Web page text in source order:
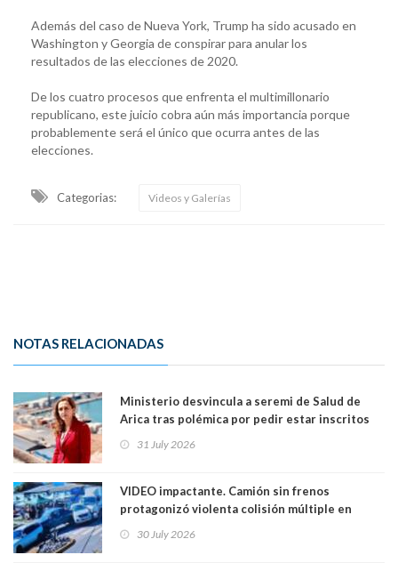
Además del caso de Nueva York, Trump ha sido acusado en
Washington y Georgia de conspirar para anular los
resultados de las elecciones de 2020.
De los cuatro procesos que enfrenta el multimillonario
republicano, este juicio cobra aún más importancia porque
probablemente será el único que ocurra antes de las
elecciones.
Categorias: Videos y Galerías
NOTAS RELACIONADAS
Ministerio desvincula a seremi de Salud de
Arica tras polémica por pedir estar inscritos
Ya son 29 seremis despedidos desde el 11 de
31 July 2026
VIDEO impactante. Camión sin frenos
protagonizó violenta colisión múltiple en
30 July 2026